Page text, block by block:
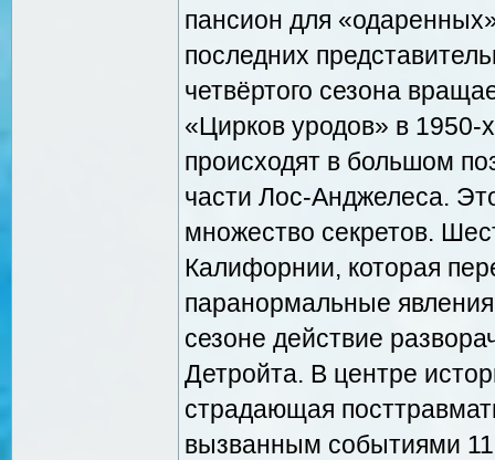
пансион для
последних
четвёртого сезона
«Цирков уродов» в 1950-
происходят в большом
части Лос-Анджелеса.
множество секретов.
Калифорнии, которая
паранормальные
сезоне действие
Детройта. В центре
страдающая
вызванным событиями 11